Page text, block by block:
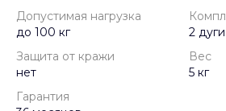
Допустимая нагрузка
до 100 кг
2
Защита от кражи
нет
Вес
5 кг
Гарантия